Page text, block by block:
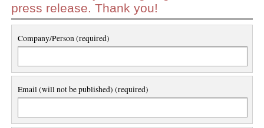
press release. Thank you!
Company/Person (required)
Email (will not be published) (required)